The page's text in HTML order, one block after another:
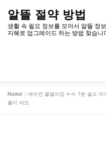
으
로
가
알뜰 절약 방법
생활 속 필요 정보를 모아서 알뜰 정
지혜로 업그레이드 하는 방법 찾습니
유용한 정보
Home »에어컨 물떨어짐 누수 1분 셀프
물이 새요